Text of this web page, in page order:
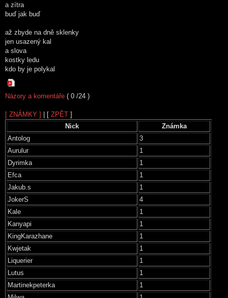
a zítra
buď jak buď
až zbyde na dně sklenky
jen usazený kal
a slova
kostky ledu
kdo by je polykal
Názory a komentáře ( 0 /24 )
[ ZNÁMKY ] | [ ZPĚT ]
Nick
Známka
Antolog
3
Aurulur
1
Dyrimka
1
Efca
1
Jakub.s
1
JokerS
4
Kale
1
Kanyapi
1
KingKarazhane
1
Kwjetak
1
Liquerier
1
Lutus
1
Martinekpeterka
1